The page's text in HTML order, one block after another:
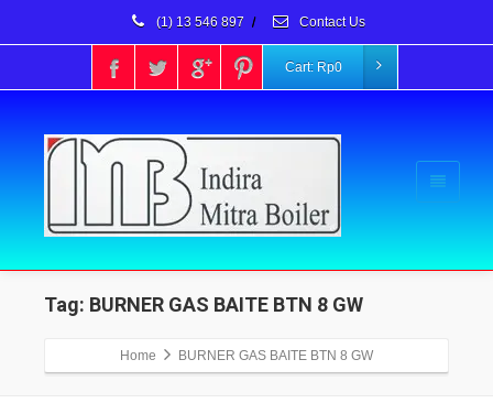
(1) 13 546 897 / Contact Us
Cart: Rp0
Tag: BURNER GAS BAITE BTN 8 GW
Home BURNER GAS BAITE BTN 8 GW